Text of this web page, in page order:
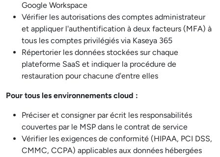
Google Workspace
Vérifier les autorisations des comptes administrateur
et appliquer l'authentification à deux facteurs (MFA) à
tous les comptes privilégiés via Kaseya 365
Répertorier les données stockées sur chaque
plateforme SaaS et indiquer la procédure de
restauration pour chacune d'entre elles
Pour tous les environnements cloud :
Préciser et consigner par écrit les responsabilités
couvertes par le MSP dans le contrat de service
Vérifier les exigences de conformité (HIPAA, PCI DSS,
CMMC, CCPA) applicables aux données hébergées